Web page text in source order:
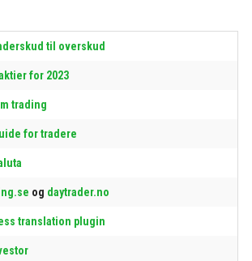
til overskud
for 2023
trading
for tradere
og daytrader.no
translation plugin